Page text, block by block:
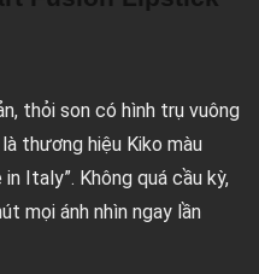
thỏi son có hình trụ vuông
thương hiệu Kiko màu
Italy”. Không quá cầu kỳ,
mọi ánh nhìn ngay lần